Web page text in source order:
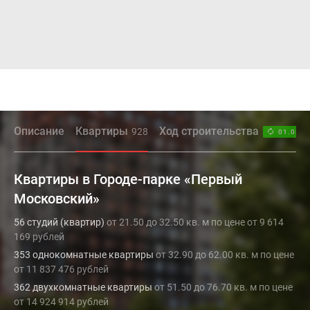
Описание Квартиры 928 Ход строительства
Квартиры в Городе-парке «Первый
Московский»
56 студий (квартир) от 21.50 до 32.50 кв. м по цене от 9 614
169 рублей
353 однокомнатные квартиры от 32.90 до 62.00 кв. м по цене
от 11 837 476 рублей
362 двухкомнатные квартиры от 51.50 до 76.70 кв. м по цене
от 14 924 914 рублей